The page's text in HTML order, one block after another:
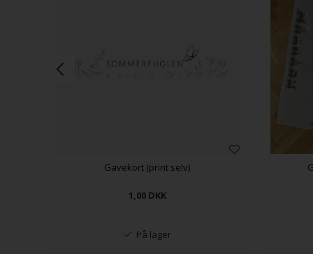
Gavekort (print selv)
1,00 DKK
På lager